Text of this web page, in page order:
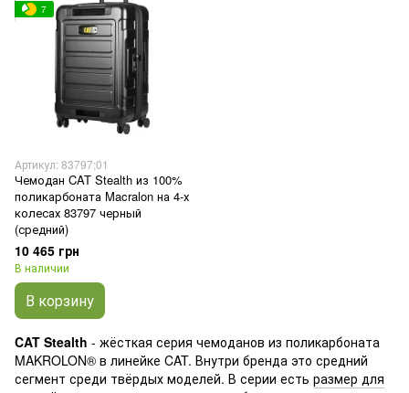
7
Артикул: 83797;01
Чемодан CAT Stealth из 100%
поликарбоната Macralon на 4-х
колесах 83797 черный
(средний)
10 465 грн
В наличии
В корзину
CAT Stealth - жёсткая серия чемоданов из поликарбоната
MAKROLON® в линейке CAT. Внутри бренда это средний
сегмент среди твёрдых моделей. В серии есть размер для